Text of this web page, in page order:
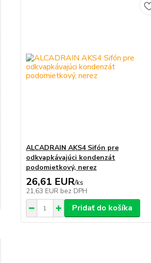
ALCADRAIN AKS4 Sifón pre
odkvapkávajúci kondenzát
podomietkový, nerez
26,61 EUR/ks
21,63 EUR bez DPH
Pridať do košíka